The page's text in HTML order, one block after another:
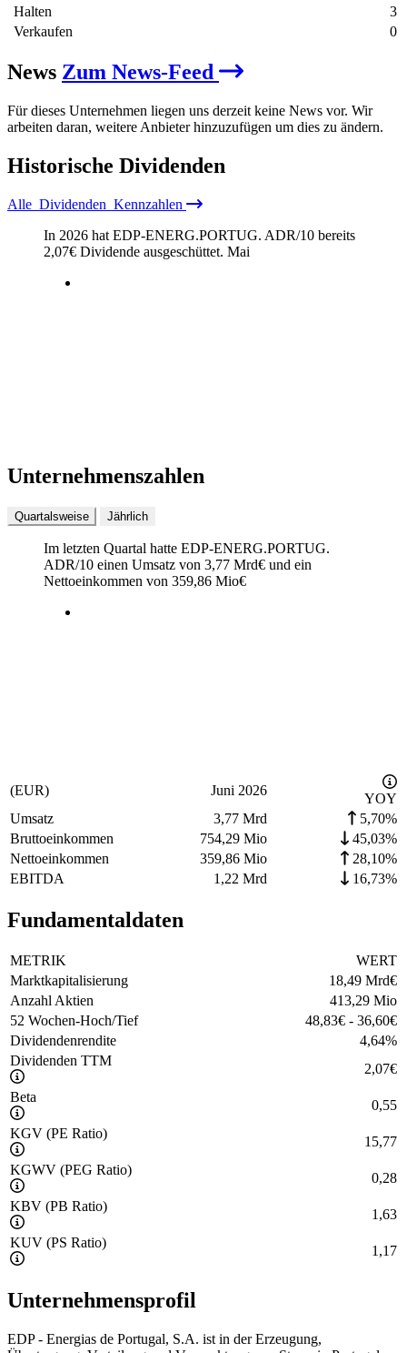
Halten
3
Verkaufen
0
News Zum News-Feed
Für dieses Unternehmen liegen uns derzeit keine News vor. Wir
arbeiten daran, weitere Anbieter hinzuzufügen um dies zu ändern.
Historische Dividenden
Alle Dividenden Kennzahlen
In 2026 hat EDP-ENERG.PORTUG. ADR/10 bereits
2,07€ Dividende ausgeschüttet. Mai
Unternehmenszahlen
Quartalsweise Jährlich
Im letzten Quartal hatte EDP-ENERG.PORTUG.
ADR/10 einen Umsatz von 3,77 Mrd€ und ein
Nettoeinkommen von 359,86 Mio€
(EUR) Juni 2026
YOY
Umsatz
3,77 Mrd
5,70%
Bruttoeinkommen
754,29 Mio
45,03%
Nettoeinkommen
359,86 Mio
28,10%
EBITDA
1,22 Mrd 16,73%
Fundamentaldaten
METRIK
WERT
Marktkapitalisierung
18,49 Mrd€
Anzahl Aktien
413,29 Mio
52 Wochen-Hoch/Tief
48,83€ - 36,60€
Dividendenrendite
4,64%
Dividenden TTM
2,07€
Beta
0,55
KGV (PE Ratio)
15,77
KGWV (PEG Ratio)
0,28
KBV (PB Ratio)
1,63
KUV (PS Ratio)
1,17
Unternehmensprofil
EDP - Energias de Portugal, S.A. ist in der Erzeugung,